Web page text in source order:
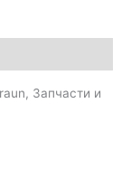
Запчасти и